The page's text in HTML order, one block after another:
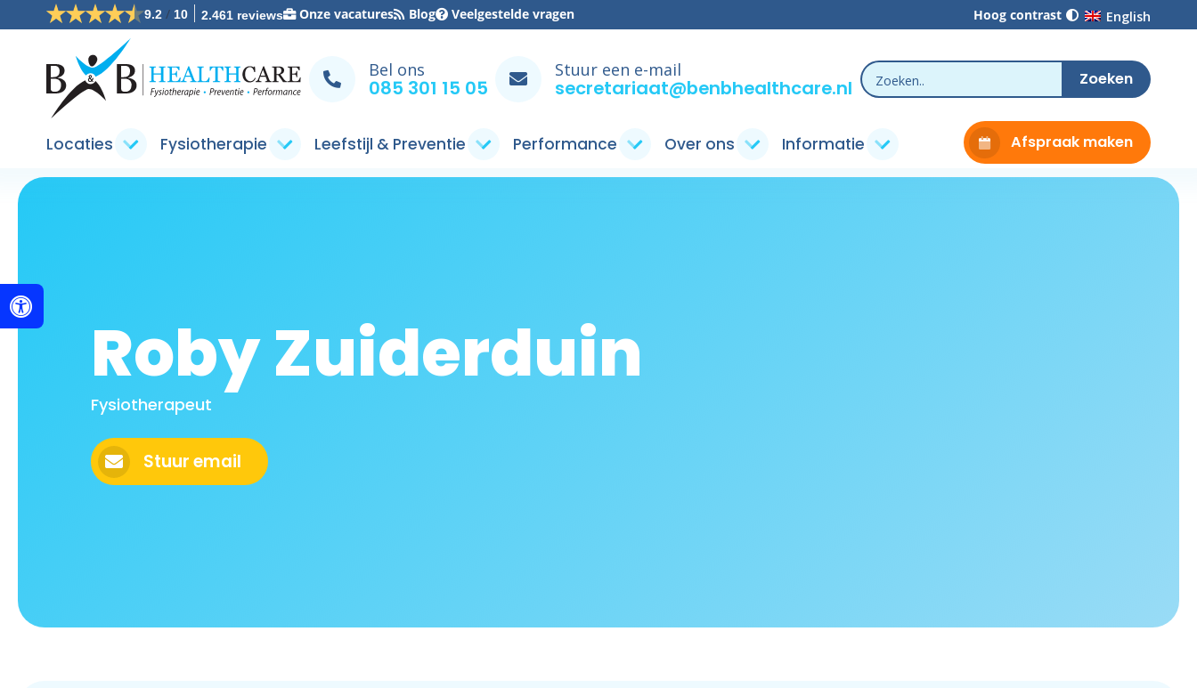
9.2 / 10 2.461 reviews Onze vacatures Blog Veelgestelde vragen Hoog contrast English
Bel ons
085 301 15 05
Stuur een e-mail
secretariaat@benbhealthcare.nl
Locaties Fysiotherapie Leefstijl & Preventie Performance Over ons Informatie Afspraak maken
Roby Zuiderduin
Fysiotherapeut
Stuur email